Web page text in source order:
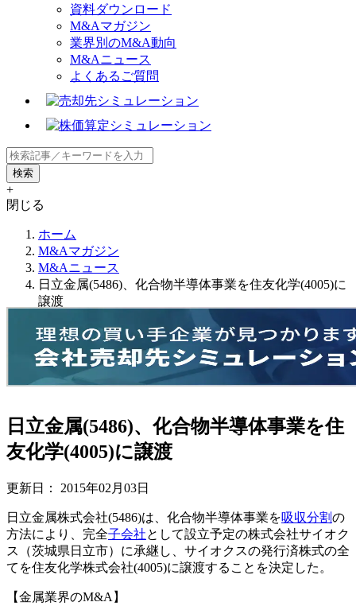
資料ダウンロード
M&Aマガジン
業界別のM&A動向
M&Aニュース
よくあるご質問
+
閉じる
ホーム
M&Aマガジン
M&Aニュース
日立金属(5486)、化合物半導体事業を住友化学(4005)に
譲渡
日立金属(5486)、化合物半導体事業を住
友化学(4005)に譲渡
更新日： 2015年02月03日
日立金属株式会社(5486)は、化合物半導体事業を吸収分割の
方法により、完全子会社として設立予定の株式会社サイオク
ス（茨城県日立市）に承継し、サイオクスの発行済株式の全
てを住友化学株式会社(4005)に譲渡することを決定した。
【金属業界のM&A】